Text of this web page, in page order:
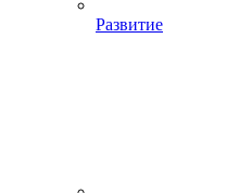
Развитие